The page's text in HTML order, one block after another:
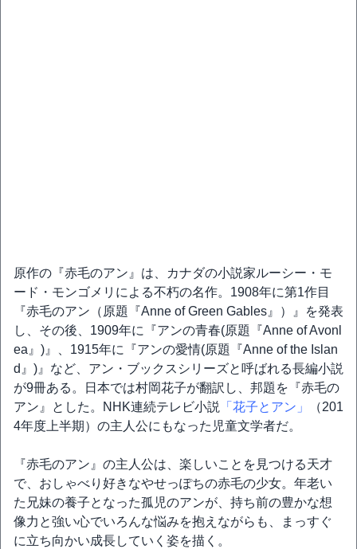
原作の『赤毛のアン』は、カナダの小説家ルーシー・モ
ード・モンゴメリによる不朽の名作。1908年に第1作目
『赤毛のアン（原題『Anne of Green Gables』）』を発表
し、その後、1909年に『アンの青春(原題『Anne of Avonl
ea』)』、1915年に『アンの愛情(原題『Anne of the Islan
d』)』など、アン・ブックスシリーズと呼ばれる長編小説
が9冊ある。日本では村岡花子が翻訳し、邦題を『赤毛の
アン』とした。NHK連続テレビ小説
「花子とアン」
（201
4年度上半期）の主人公にもなった児童文学者だ。
『赤毛のアン』の主人公は、楽しいことを見つける天才
で、おしゃべり好きなやせっぽちの赤毛の少女。年老い
た兄妹の養子となった孤児のアンが、持ち前の豊かな想
像力と強い心でいろんな悩みを抱えながらも、まっすぐ
に立ち向かい成長していく姿を描く。